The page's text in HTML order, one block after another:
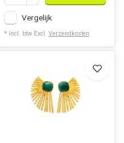
Vergelijk
* Incl. btw Excl. Verzendkosten